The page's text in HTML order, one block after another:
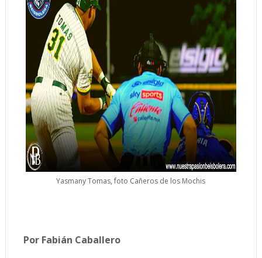
Yasmany Tomas, foto Cañeros de los Mochis
Por Fabián Caballero